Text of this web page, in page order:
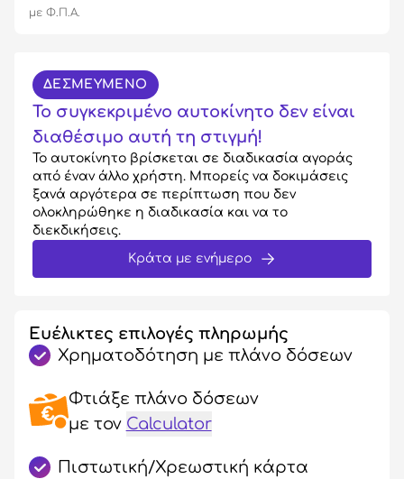
με Φ.Π.Α.
ΔΕΣΜΕΥΜΕΝΟ
Το συγκεκριμένο αυτοκίνητο δεν είναι
διαθέσιμο αυτή τη στιγμή!
Το αυτοκίνητο βρίσκεται σε διαδικασία αγοράς
από έναν άλλο χρήστη. Μπορείς να δοκιμάσεις
ξανά αργότερα σε περίπτωση που δεν
ολοκληρώθηκε η διαδικασία και να το
διεκδικήσεις.
Κράτα με ενήμερο
Ευέλικτες επιλογές πληρωμής
Χρηματοδότηση με πλάνο δόσεων
Φτιάξε πλάνο δόσεων
με τον Calculator
Πιστωτική/Χρεωστική κάρτα